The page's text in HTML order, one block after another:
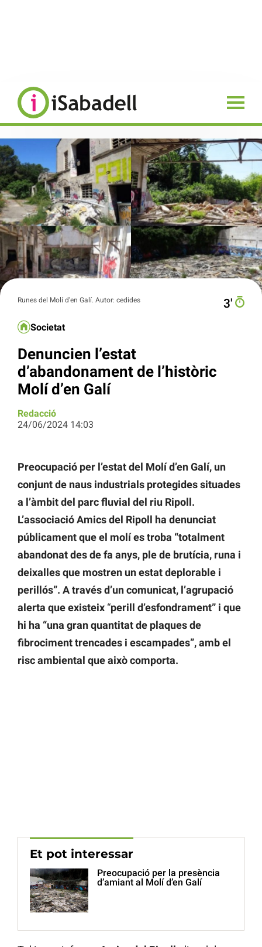
Runes del Molí d'en Galí. Autor: cedides 3′
Societat
Denuncien l’estat
d’abandonament de l’històric
Molí d’en Galí
Redacció
24/06/2024 14:03
Preocupació per l’estat del Molí d’en Galí, un
conjunt de naus industrials protegides situades
a l’àmbit del parc fluvial del riu Ripoll.
L’associació Amics del Ripoll ha denunciat
públicament que el molí es troba “totalment
abandonat des de fa anys, ple de brutícia, runa i
deixalles que mostren un estat deplorable i
perillós”. A través d’un comunicat, l’agrupació
alerta que existeix “perill d’esfondrament” i que
hi ha “una gran quantitat de plaques de
fibrociment trencades i escampades”, amb el
risc ambiental que això comporta.
Et pot interessar
Preocupació per la presència
d’amiant al Molí d’en Galí